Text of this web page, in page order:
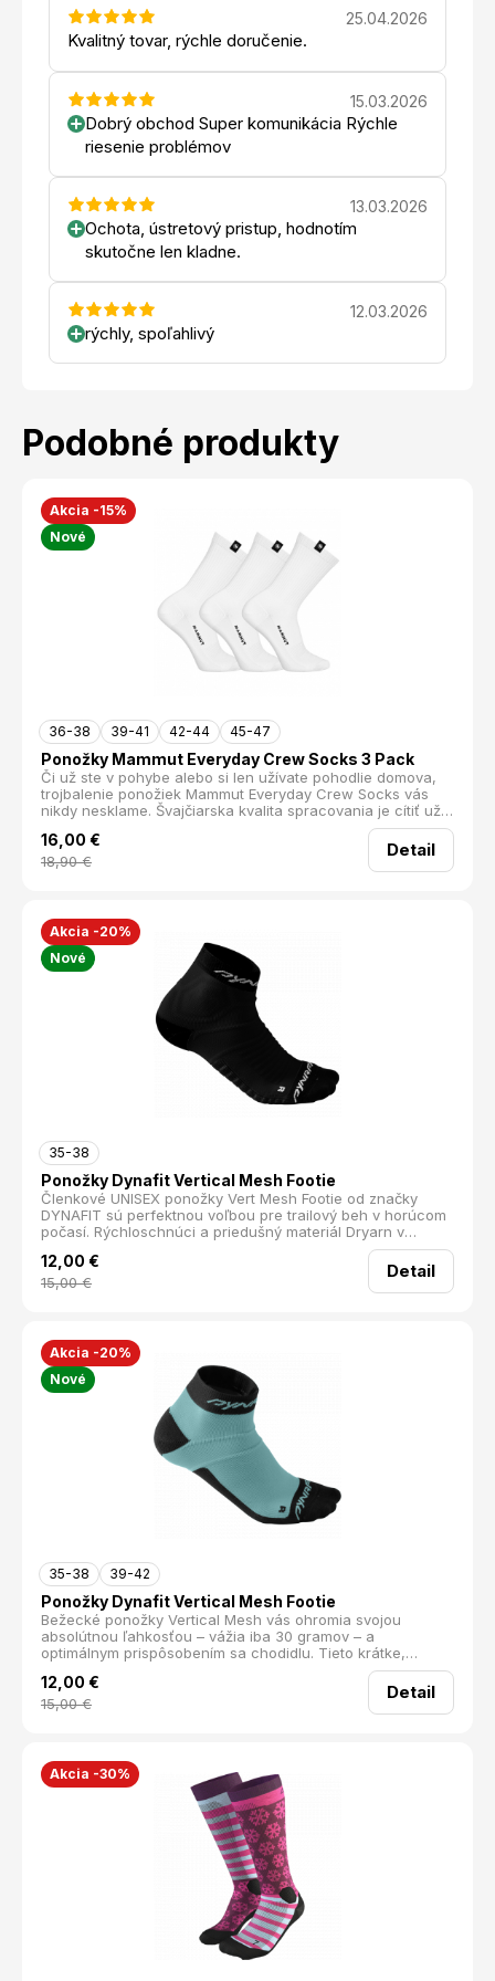
25.04.2026
Kvalitný tovar, rýchle doručenie.
15.03.2026
Dobrý obchod Super komunikácia Rýchle
riesenie problémov
13.03.2026
Ochota, ústretový pristup, hodnotím
skutočne len kladne.
12.03.2026
rýchly, spoľahlivý
Podobné produkty
Akcia -15%
Nové
36-38 39-41 42-44 45-47
Ponožky Mammut Everyday Crew Socks 3 Pack
Či už ste v pohybe alebo si len užívate pohodlie domova,
trojbalenie ponožiek Mammut Everyday Crew Socks vás
nikdy nesklame. Švajčiarska kvalita spracovania je cítiť už
pri prvom nasadení. Ponožky sú vyrobené z bavlnenej
zmesi, ktorá je príjemne mäkká a ľahká na dotyk.
16,00 €
18,90€
Detail
Akcia -20%
Nové
35-38
Ponožky Dynafit Vertical Mesh Footie
Členkové UNISEX ponožky Vert Mesh Footie od značky
DYNAFIT sú perfektnou voľbou pre trailový beh v horúcom
počasí. Rýchloschnúci a priedušný materiál Dryarn v
spojitosti s bezšvovým strihom zabezpečí maximálny
komfort a ochranu proti pľuzgierom.
12,00 €
15,00€
Detail
Akcia -20%
Nové
35-38 39-42
Ponožky Dynafit Vertical Mesh Footie
Bežecké ponožky Vertical Mesh vás ohromia svojou
absolútnou ľahkosťou – vážia iba 30 gramov – a
optimálnym prispôsobením sa chodidlu. Tieto krátke,
strečové ponožky siahajú tesne nad členkovú kosť a vďaka
svojmu bezšvovému dizajnu poskytujú výnimočný komfort
pri nosení.
12,00 €
15,00€
Detail
Akcia -30%